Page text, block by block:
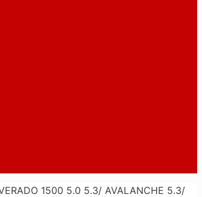
1500 5.0 5.3/ AVALANCHE 5.3/